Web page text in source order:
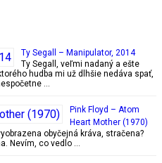
Ty Segall – Manipulator, 2014
Ty Segall, veľmi nadaný a ešte
hudba mi už dlhšie nedáva spať,
…
Pink Floyd – Atom
Heart Mother (1970)
obyčejná kráva, stračena?
Nevím, co vedlo …